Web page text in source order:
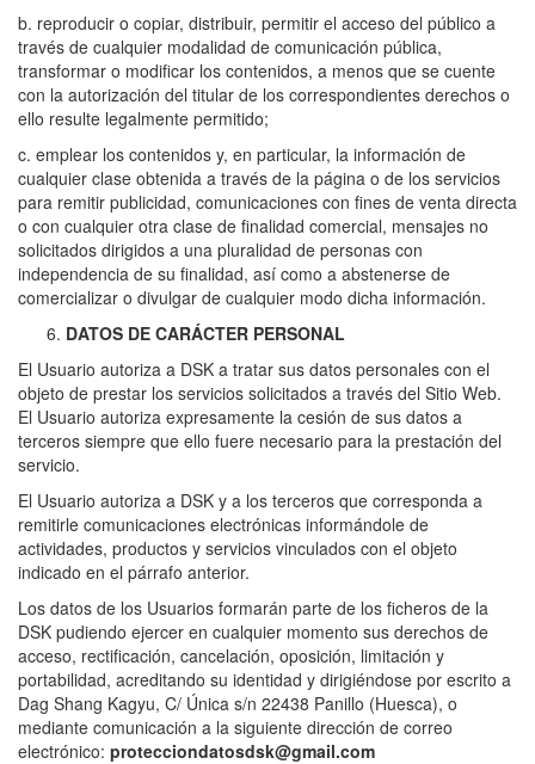
b. reproducir o copiar, distribuir, permitir el acceso del público a
través de cualquier modalidad de comunicación pública,
transformar o modificar los contenidos, a menos que se cuente
con la autorización del titular de los correspondientes derechos o
ello resulte legalmente permitido;
c. emplear los contenidos y, en particular, la información de
cualquier clase obtenida a través de la página o de los servicios
para remitir publicidad, comunicaciones con fines de venta directa
o con cualquier otra clase de finalidad comercial, mensajes no
solicitados dirigidos a una pluralidad de personas con
independencia de su finalidad, así como a abstenerse de
comercializar o divulgar de cualquier modo dicha información.
DATOS DE CARÁCTER PERSONAL
El Usuario autoriza a DSK a tratar sus datos personales con el
objeto de prestar los servicios solicitados a través del Sitio Web.
El Usuario autoriza expresamente la cesión de sus datos a
terceros siempre que ello fuere necesario para la prestación del
servicio.
El Usuario autoriza a DSK y a los terceros que corresponda a
remitirle comunicaciones electrónicas informándole de
actividades, productos y servicios vinculados con el objeto
indicado en el párrafo anterior.
Los datos de los Usuarios formarán parte de los ficheros de la
DSK pudiendo ejercer en cualquier momento sus derechos de
acceso, rectificación, cancelación, oposición, limitación y
portabilidad, acreditando su identidad y dirigiéndose por escrito a
Dag Shang Kagyu, C/ Única s/n 22438 Panillo (Huesca), o
mediante comunicación a la siguiente dirección de correo
electrónico: protecciondatosdsk@gmail.com